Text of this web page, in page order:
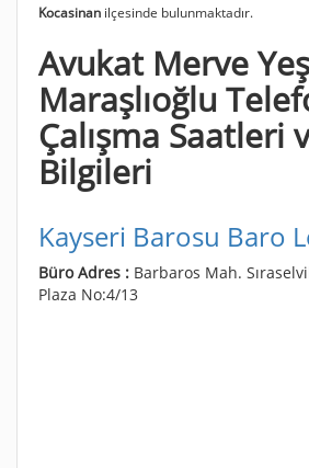
Kocasinan ilçesinde bulunmaktadır.
Avukat Merve
Maraşlıoğlu
Çalışma Saatleri
Bilgileri
Kayseri Barosu Baro
Büro Adres : Barbaros Mah.
Plaza No:4/13